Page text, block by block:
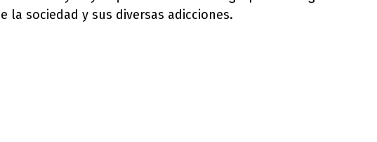
la sociedad y sus diversas adicciones.